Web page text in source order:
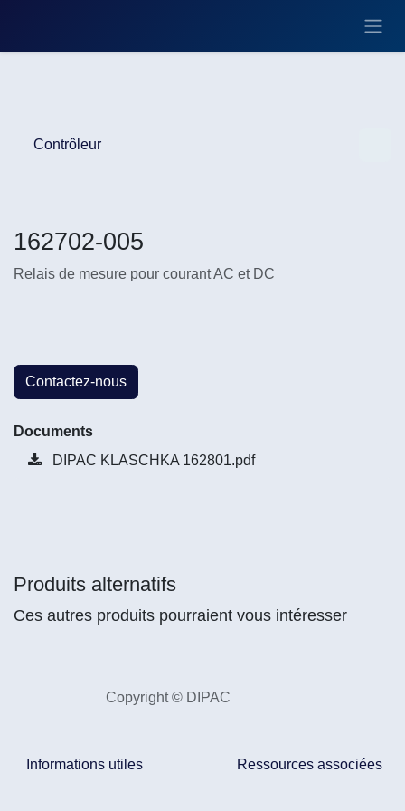
Contrôleur
162702-005
Relais de mesure pour courant AC et DC
Contactez-nous
Documents
DIPAC KLASCHKA 162801.pdf
Produits alternatifs
Ces autres produits pourraient vous intéresser
Copyright © DIPAC
Informations utiles Ressources associées